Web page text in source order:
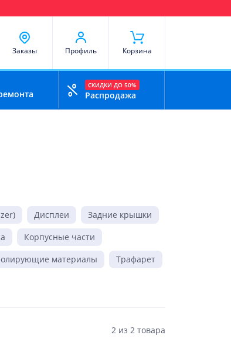
Заказы Профиль Корзина
СКИДКИ ДО 50%
Распродажа
Дисплеи
Задние крышки
Корпусные части
материалы
Трафарет
2 из 2 товара